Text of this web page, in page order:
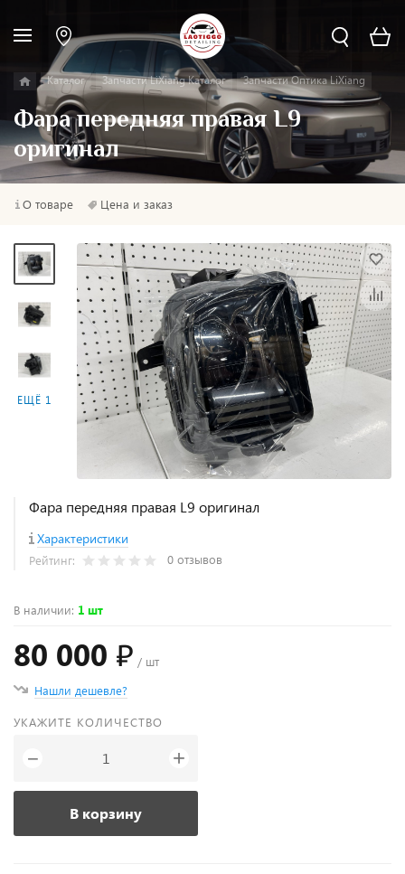
Каталог Запчасти LiXiang Каталог Запчасти Оптика LiXiang
Фара передняя правая L9
оригинал
О товаре Цена и заказ
ЕЩЁ 1
Фара передняя правая L9 оригинал
Характеристики
Рейтинг: 0 отзывов
В наличии: 1 шт
80 000 ₽ / шт
Нашли дешевле?
УКАЖИТЕ КОЛИЧЕСТВО
− +
В корзину